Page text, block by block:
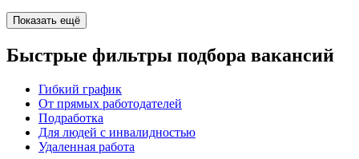
Показать ещё
Быстрые фильтры подбора вакансий
Гибкий график
От прямых работодателей
Подработка
Для людей с инвалидностью
Удаленная работа